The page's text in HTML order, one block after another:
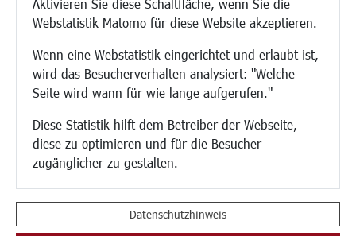
Aktivieren Sie diese Schaltfläche, wenn Sie die
Webstatistik Matomo für diese Website akzeptieren.
Wenn eine Webstatistik eingerichtet und erlaubt ist,
wird das Besucherverhalten analysiert: "Welche
Seite wird wann für wie lange aufgerufen."
Diese Statistik hilft dem Betreiber der Webseite,
diese zu optimieren und für die Besucher
zugänglicher zu gestalten.
Datenschutzhinweis
Bäder
Musikschule
Stadtbücherei
Stadtarchiv
Museen
Hotels/Unterkünfte
Gastronomie
Kunstszene
Vereine und Institutionen